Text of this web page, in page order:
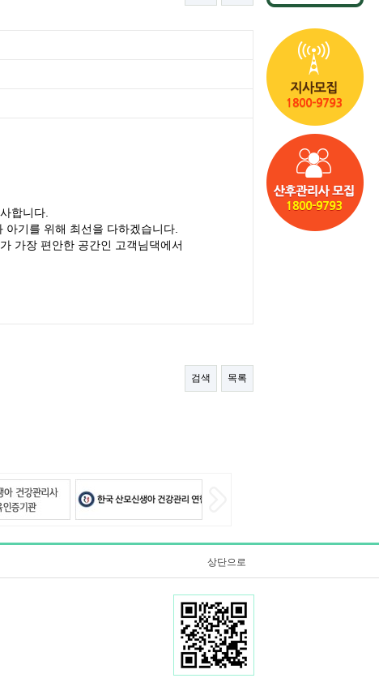
합니다.
기를 위해 최선을 다하겠습니다.
가장 편안한 공간인 고객님댁에서
검색 목록
상단으로